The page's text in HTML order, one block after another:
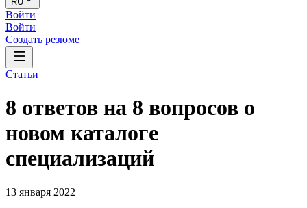
Войти
Войти
Создать резюме
Статьи
8 ответов на 8 вопросов о
новом каталоге
специализаций
13 января 2022